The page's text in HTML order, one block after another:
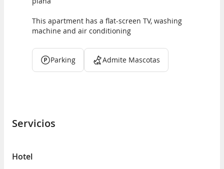
This apartment has a flat-screen TV, washing
machine and air conditioning
Parking Admite Mascotas
Servicios
Hotel